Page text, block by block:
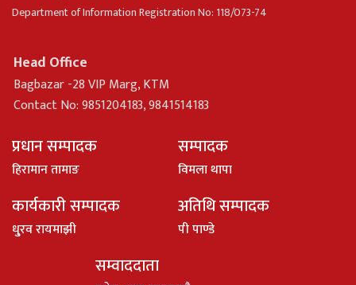
Department of Information Registration No: 118/073-74
Head Office
Bagbazar -28 VIP Marg, KTM
Contact No: 9851204183, 9841514183
प्रधान सम्पादक
हिरामान तामाङ
सम्पादक
विमला थापा
कार्यकारी सम्पादक
धु्रव रायमाझी
अतिथि सम्पादक
पी पाण्डे
सम्वाददाता